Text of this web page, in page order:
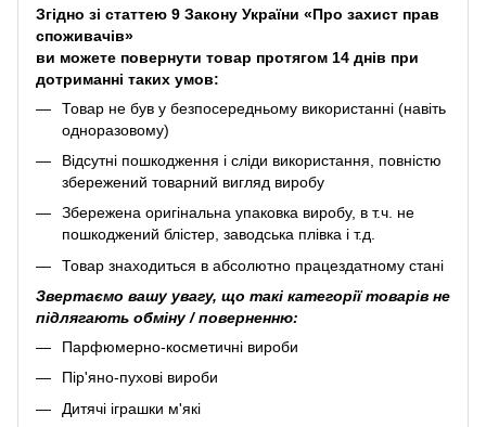
Згідно зі статтею 9 Закону України «Про захист прав
споживачів»
ви можете повернути товар протягом 14 днів при
дотриманні таких умов:
Товар не був у безпосередньому використанні (навіть
одноразовому)
Відсутні пошкодження і сліди використання, повністю
збережений товарний вигляд виробу
Збережена оригінальна упаковка виробу, в т.ч. не
пошкоджений блістер, заводська плівка і т.д.
Товар знаходиться в абсолютно працездатному стані
Звертаємо вашу увагу, що такі категорії товарів не
підлягають обміну / поверненню:
Парфюмерно-косметичні вироби
Пір'яно-пухові вироби
Дитячі іграшки м'які